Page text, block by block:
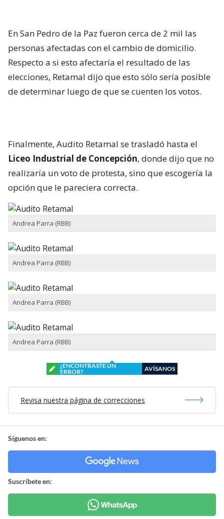
En San Pedro de la Paz fueron cerca de 2 mil las
personas afectadas con el cambio de domicilio.
Respecto a si esto afectaría el resultado de las
elecciones, Retamal dijo que esto sólo sería posible
de determinar luego de que se cuenten los votos.
Finalmente, Audito Retamal se trasladó hasta el
Liceo Industrial de Concepción, donde dijo que no
realizaría un voto de protesta, sino que escogería la
opción que le pareciera correcta.
Andrea Parra (RBB)
Andrea Parra (RBB)
Andrea Parra (RBB)
Andrea Parra (RBB)
¿ENCONTRASTE UN
ERROR?
AVÍSANOS
Revisa nuestra página de correcciones
Síguenos en:
Suscríbete en: